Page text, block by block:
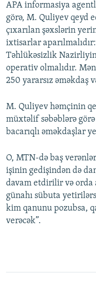
APA informasiya
görə, M. Quliyev qeyd
çıxarılan şəxslərin
ixtisarlar
Təhlükəsizlik
operativ olmalıdır.
250 yararsız əməkdaş
M. Quliyev həmçinin
müxtəlif səbəblərə
bacarıqlı əməkdaşlar
O, MTN-də baş
işinin gedişindən də
davam etdirilir və orda
günahı sübuta
kim qanunu pozubsa,
verəcək”.